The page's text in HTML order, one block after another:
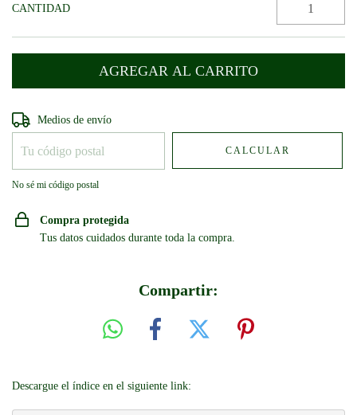
CANTIDAD
Entregas para el CP:
Medios de envío
CALCULAR
No sé mi código postal
Compra protegida
Tus datos cuidados durante toda la compra.
Compartir:
Descargue el índice en el siguiente link: